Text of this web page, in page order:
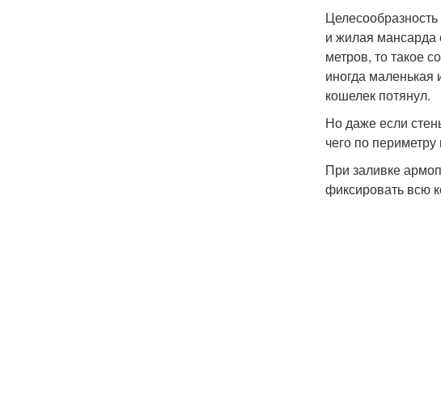
и жилая мансарда
метров, то такое
иногда
кошелек потянул.
Но даже если
чего по
При заливке
фиксировать всю